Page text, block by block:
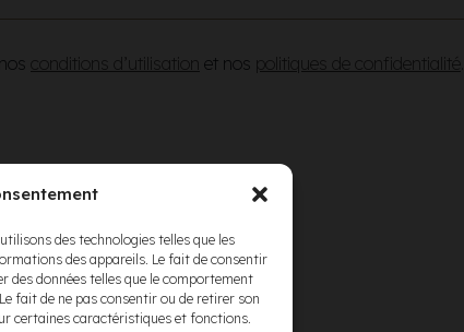
des technologies telles que les
des appareils. Le fait de consentir
des données telles que le comportement
fait de ne pas consentir ou de retirer son
certaines caractéristiques et fonctions.
conditions d’utilisation et nos politiques de confidentialité